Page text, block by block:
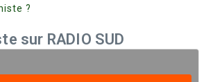
?
sur RADIO SUD